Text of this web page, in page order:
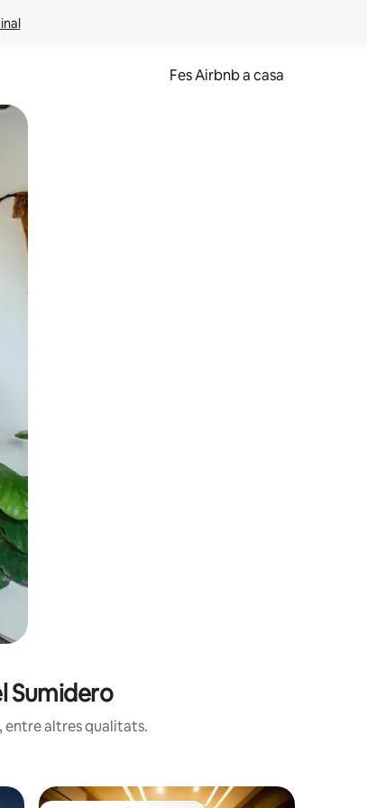
Fes Airbnb a casa
pantalla o fent-hi lliscar el dit.
Sumidero
entre altres qualitats.